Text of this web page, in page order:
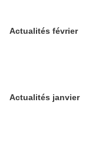
Actualités février
Actualités janvier